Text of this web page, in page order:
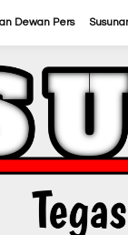
Dewan Pers